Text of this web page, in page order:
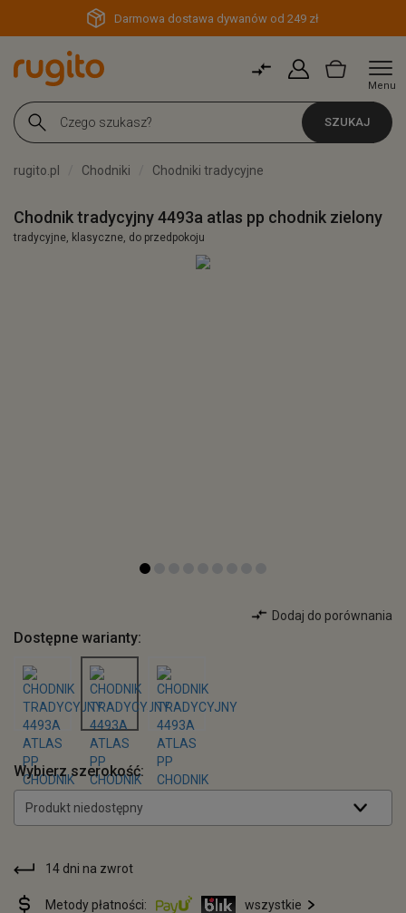
Darmowa dostawa dywanów od 249 zł
Menu
SZUKAJ
rugito.pl Chodniki Chodniki tradycyjne
Chodnik tradycyjny 4493a atlas pp chodnik zielony
tradycyjne, klasyczne, do przedpokoju
Dodaj do porównania
Dostępne warianty:
Wybierz szerokość:
Produkt niedostępny
14 dni na zwrot
Metody płatności: wszystkie